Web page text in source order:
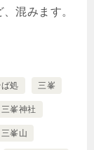
混みます。
ば処 三峯
三峯神社
三峯山